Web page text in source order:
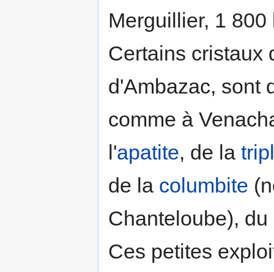
Merguillier, 1
Certains cristaux
d'Ambazac, sont
comme à
l'apatite, de la
de la columbite
Chanteloube), du
Ces petites